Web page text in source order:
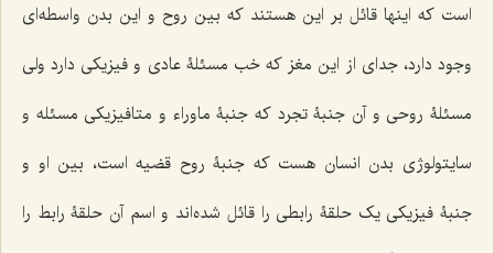
است که اینها قائل بر این هستند که بین روح و این بدن واسطه‌ای
وجود دارد، جدای از این مغز که خب مسئلۀ عادی و فیزیکی دارد ولی
مسئلۀ روحی و آن جنبۀ تجرد که جنبۀ ماوراء و متافیزیکی مسئله و
سایتولوژی بدن انسان هست که جنبۀ روح قضیه است، بین او و
جنبۀ فیزیکی یک حلقۀ رابطی را قائل شده‌اند و اسم آن حلقۀ رابط را